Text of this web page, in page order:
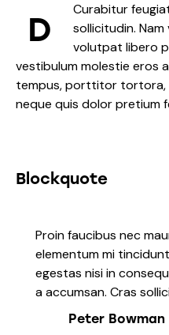
D
Curabitur
sollicitudin.
volutpat libero
vestibulum molestie eros
tempus, porttitor tortora,
neque quis dolor pretium
Blockquote
Proin faucibus nec
elementum mi
egestas nisi in
a accumsan. Cras
Peter Bowman